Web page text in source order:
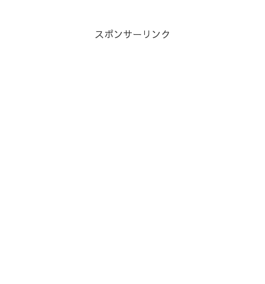
スポンサーリンク